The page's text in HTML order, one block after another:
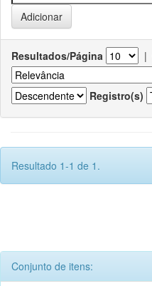
Resultados/Página |
Registro(s)
Resultado 1-1 de 1.
Conjunto de itens: